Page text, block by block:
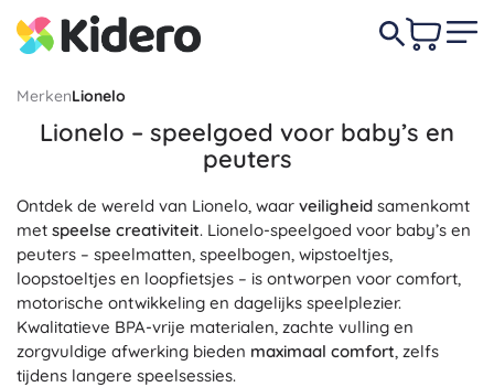
MerkenLionelo
Lionelo – speelgoed voor baby’s en
peuters
Ontdek de wereld van Lionelo, waar veiligheid samenkomt
met speelse creativiteit. Lionelo-speelgoed voor baby’s en
peuters – speelmatten, speelbogen, wipstoeltjes,
loopstoeltjes en loopfietsjes – is ontworpen voor comfort,
motorische ontwikkeling en dagelijks speelplezier.
Kwalitatieve BPA-vrije materialen, zachte vulling en
zorgvuldige afwerking bieden maximaal comfort, zelfs
tijdens langere speelsessies.